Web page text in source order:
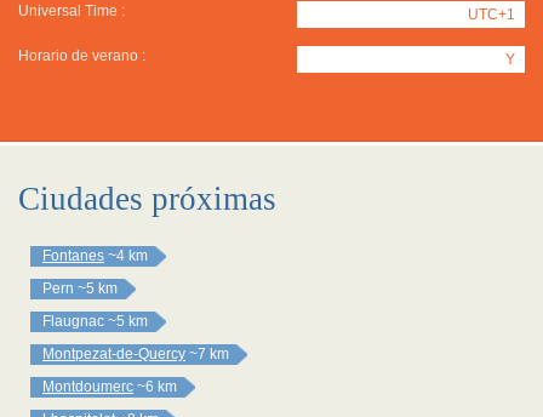
Universal Time : UTC+1
Horario de verano : Y
Ciudades próximas
Fontanes ~4 km
Pern ~5 km
Flaugnac ~5 km
Montpezat-de-Quercy ~7 km
Montdoumerc ~6 km